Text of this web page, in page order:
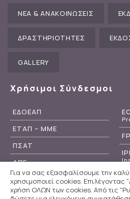
ΝΕΑ & ΑΝΑΚΟΙΝΩΣΕΙΣ
ΔΡΑΣΤΗΡΙΟΤΗΤΕΣ
GALLERY
Χρήσιμοι Σύνδεσμοι
ΕΔΟΕΑΠ
ΕΤΑΠ – ΜΜΕ
ΠΣΑΤ
ΑΠΕ
ΕΡΤ
IPI
Για να σας εξασφαλίσουμε την
χρησιμοποιεί cookies. Επιλέγοντας
χρήση ΟΛΩΝ των cookies. Από τις